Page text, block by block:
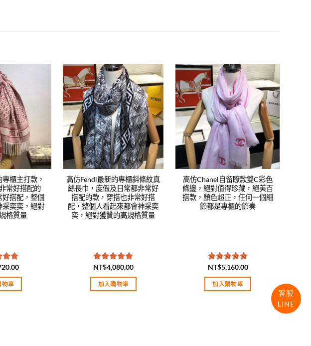
櫃主打款，
常好搭配的
搭配，整個
采奕奕，絕對
格質量
物車
Add to
wishlist
高仿Fendi最新的專櫃斜條紋真
絲長巾，度假及日常都非常好
搭配的款，穿搭也非常好搭
配，整個人看起來都會神采奕
奕，絕對獲贊的高規格質量
評分5.00
滿分 5
NT$4,080.00
加入購物車
Add to
wishlist
高仿Chanel自留瞭款雙C彩色
條邊，絕對值得珍藏，絕美百
搭款，顏色超正，任何一個細
節都是專櫃的節奏
評分5.00
滿分 5
NT$5,160.00
加入購物車
客服
LINE